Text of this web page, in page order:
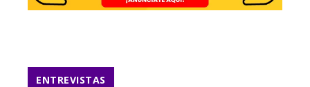
ENTREVISTAS